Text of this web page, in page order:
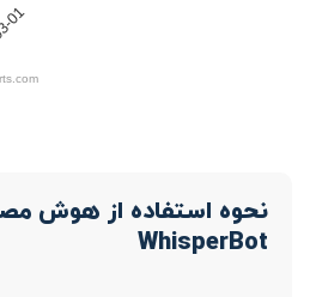
نحوه استفاده از هوش
WhisperBot